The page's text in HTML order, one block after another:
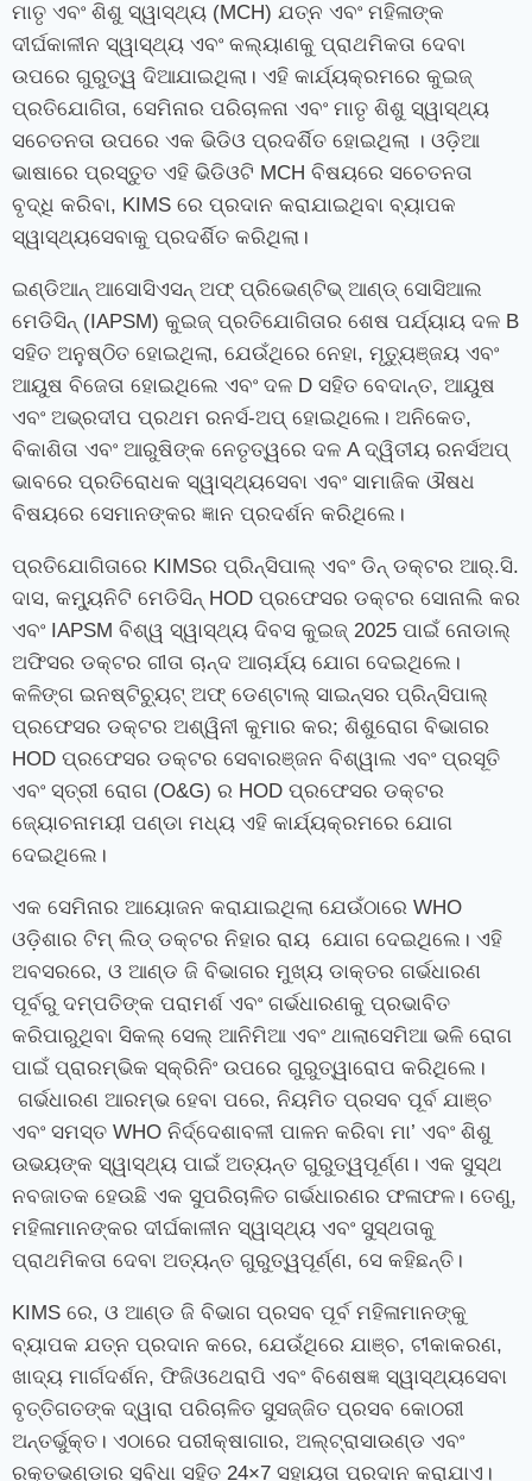
ମାତୃ ଏବଂ ଶିଶୁ ସ୍ୱାସ୍ଥ୍ୟ (MCH) ଯତ୍ନ ଏବଂ ମହିଳାଙ୍କ
ଦୀର୍ଘକାଳୀନ ସ୍ୱାସ୍ଥ୍ୟ ଏବଂ କଲ୍ୟାଣକୁ ପ୍ରାଥମିକତା ଦେବା
ଉପରେ ଗୁରୁତ୍ୱ ଦିଆଯାଇଥିଲା। ଏହି କାର୍ଯ୍ୟକ୍ରମରେ କୁଇଜ୍
ପ୍ରତିଯୋଗିତା, ସେମିନାର ପରିଚାଳନା ଏବଂ ମାତୃ ଶିଶୁ ସ୍ୱାସ୍ଥ୍ୟ
ସଚେତନତା ଉପରେ ଏକ ଭିଡିଓ ପ୍ରଦର୍ଶିତ ହୋଇଥିଲା । ଓଡ଼ିଆ
ଭାଷାରେ ପ୍ରସ୍ତୁତ ଏହି ଭିଡିଓଟି MCH ବିଷୟରେ ସଚେତନତା
ବୃଦ୍ଧି କରିବା, KIMS ରେ ପ୍ରଦାନ କରାଯାଇଥିବା ବ୍ୟାପକ
ସ୍ୱାସ୍ଥ୍ୟସେବାକୁ ପ୍ରଦର୍ଶିତ କରିଥିଲା।
ଇଣ୍ଡିଆନ୍ ଆସୋସିଏସନ୍ ଅଫ୍ ପ୍ରିଭେଣ୍ଟିଭ୍ ଆଣ୍ଡ୍ ସୋସିଆଲ
ମେଡିସିନ୍ (IAPSM) କୁଇଜ୍ ପ୍ରତିଯୋଗିତାର ଶେଷ ପର୍ଯ୍ୟାୟ ଦଳ B
ସହିତ ଅନୁଷ୍ଠିତ ହୋଇଥିଲା, ଯେଉଁଥିରେ ନେହା, ମୃତ୍ୟୁଞ୍ଜୟ ଏବଂ
ଆୟୁଷ ବିଜେତା ହୋଇଥିଲେ ଏବଂ ଦଳ D ସହିତ ବେଦାନ୍ତ, ଆୟୁଷ
ଏବଂ ଅଭ୍ରଦୀପ ପ୍ରଥମ ରନର୍ସ-ଅପ୍ ହୋଇଥିଲେ। ଅନିକେତ,
ବିକାଶିତା ଏବଂ ଆରୁଷିଙ୍କ ନେତୃତ୍ୱରେ ଦଳ A ଦ୍ୱିତୀୟ ରନର୍ସଅପ୍
ଭାବରେ ପ୍ରତିରୋଧକ ସ୍ୱାସ୍ଥ୍ୟସେବା ଏବଂ ସାମାଜିକ ଔଷଧ
ବିଷୟରେ ସେମାନଙ୍କର ଜ୍ଞାନ ପ୍ରଦର୍ଶନ କରିଥିଲେ।
ପ୍ରତିଯୋଗିତାରେ KIMSର ପ୍ରିନ୍ସିପାଲ୍ ଏବଂ ଡିନ୍ ଡକ୍ଟର ଆର୍.ସି.
ଦାସ, କମ୍ୟୁନିଟି ମେଡିସିନ୍ HOD ପ୍ରଫେସର ଡକ୍ଟର ସୋନାଲି କର
ଏବଂ IAPSM ବିଶ୍ୱ ସ୍ୱାସ୍ଥ୍ୟ ଦିବସ କୁଇଜ୍ 2025 ପାଇଁ ନୋଡାଲ୍
ଅଫିସର ଡକ୍ଟର ଗୀତା ଚାନ୍ଦ ଆଚାର୍ଯ୍ୟ ଯୋଗ ଦେଇଥିଲେ।
କଳିଙ୍ଗ ଇନଷ୍ଟିଚ୍ୟୁଟ୍ ଅଫ୍ ଡେଣ୍ଟାଲ୍ ସାଇନ୍ସର ପ୍ରିନ୍ସିପାଲ୍
ପ୍ରଫେସର ଡକ୍ଟର ଅଶ୍ୱିନୀ କୁମାର କର; ଶିଶୁରୋଗ ବିଭାଗର
HOD ପ୍ରଫେସର ଡକ୍ଟର ସେବାରଞ୍ଜନ ବିଶ୍ୱାଲ ଏବଂ ପ୍ରସୂତି
ଏବଂ ସ୍ତ୍ରୀ ରୋଗ (O&G) ର HOD ପ୍ରଫେସର ଡକ୍ଟର
ଜ୍ୟୋଚନାମୟୀ ପଣ୍ଡା ମଧ୍ୟ ଏହି କାର୍ଯ୍ୟକ୍ରମରେ ଯୋଗ
ଦେଇଥିଲେ।
ଏକ ସେମିନାର ଆୟୋଜନ କରାଯାଇଥିଲା ଯେଉଁଠାରେ WHO
ଓଡ଼ିଶାର ଟିମ୍ ଲିଡ୍ ଡକ୍ଟର ନିହାର ରାୟ ଯୋଗ ଦେଇଥିଲେ। ଏହି
ଅବସରରେ, ଓ ଆଣ୍ଡ ଜି ବିଭାଗର ମୁଖ୍ୟ ଡାକ୍ତର ଗର୍ଭଧାରଣ
ପୂର୍ବରୁ ଦମ୍ପତିଙ୍କ ପରାମର୍ଶ ଏବଂ ଗର୍ଭଧାରଣକୁ ପ୍ରଭାବିତ
କରିପାରୁଥିବା ସିକଲ୍ ସେଲ୍ ଆନିମିଆ ଏବଂ ଥାଲାସେମିଆ ଭଳି ରୋଗ
ପାଇଁ ପ୍ରାରମ୍ଭିକ ସ୍କ୍ରିନିଂ ଉପରେ ଗୁରୁତ୍ୱାରୋପ କରିଥିଲେ।
ଗର୍ଭଧାରଣ ଆରମ୍ଭ ହେବା ପରେ, ନିୟମିତ ପ୍ରସବ ପୂର୍ବ ଯାଞ୍ଚ
ଏବଂ ସମସ୍ତ WHO ନିର୍ଦ୍ଦେଶାବଳୀ ପାଳନ କରିବା ମା’ ଏବଂ ଶିଶୁ
ଉଭୟଙ୍କ ସ୍ୱାସ୍ଥ୍ୟ ପାଇଁ ଅତ୍ୟନ୍ତ ଗୁରୁତ୍ୱପୂର୍ଣ୍ଣ। ଏକ ସୁସ୍ଥ
ନବଜାତକ ହେଉଛି ଏକ ସୁପରିଚାଳିତ ଗର୍ଭଧାରଣର ଫଳାଫଳ। ତେଣୁ,
ମହିଳାମାନଙ୍କର ଦୀର୍ଘକାଳୀନ ସ୍ୱାସ୍ଥ୍ୟ ଏବଂ ସୁସ୍ଥତାକୁ
ପ୍ରାଥମିକତା ଦେବା ଅତ୍ୟନ୍ତ ଗୁରୁତ୍ୱପୂର୍ଣ୍ଣ, ସେ କହିଛନ୍ତି।
KIMS ରେ, ଓ ଆଣ୍ଡ ଜି ବିଭାଗ ପ୍ରସବ ପୂର୍ବ ମହିଳାମାନଙ୍କୁ
ବ୍ୟାପକ ଯତ୍ନ ପ୍ରଦାନ କରେ, ଯେଉଁଥିରେ ଯାଞ୍ଚ, ଟୀକାକରଣ,
ଖାଦ୍ୟ ମାର୍ଗଦର୍ଶନ, ଫିଜିଓଥେରାପି ଏବଂ ବିଶେଷଜ୍ଞ ସ୍ୱାସ୍ଥ୍ୟସେବା
ବୃତ୍ତିଗତଙ୍କ ଦ୍ୱାରା ପରିଚାଳିତ ସୁସଜ୍ଜିତ ପ୍ରସବ କୋଠରୀ
ଅନ୍ତର୍ଭୁକ୍ତ। ଏଠାରେ ପରୀକ୍ଷାଗାର, ଅଲ୍ଟ୍ରାସାଉଣ୍ଡ ଏବଂ
ରକ୍ତଭଣ୍ଡାର ସୁବିଧା ସହିତ 24×7 ସହାୟତା ପ୍ରଦାନ କରାଯାଏ।